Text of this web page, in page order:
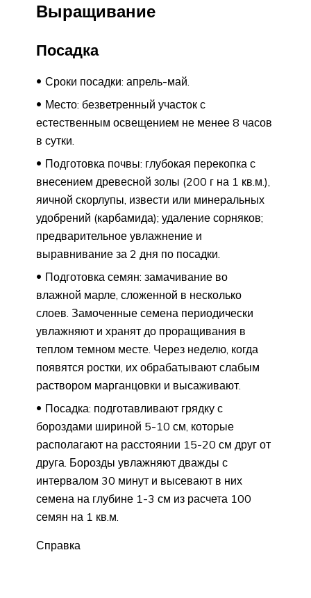
Выращивание
Посадка
Сроки посадки: апрель-май.
Место: безветренный участок с
естественным освещением не менее 8 часов
в сутки.
Подготовка почвы: глубокая перекопка с
внесением древесной золы (200 г на 1 кв.м.),
яичной скорлупы, извести или минеральных
удобрений (карбамида); удаление сорняков;
предварительное увлажнение и
выравнивание за 2 дня по посадки.
Подготовка семян: замачивание во
влажной марле, сложенной в несколько
слоев. Замоченные семена периодически
увлажняют и хранят до проращивания в
теплом темном месте. Через неделю, когда
появятся ростки, их обрабатывают слабым
раствором марганцовки и высаживают.
Посадка: подготавливают грядку с
бороздами шириной 5-10 см, которые
располагают на расстоянии 15-20 см друг от
друга. Борозды увлажняют дважды с
интервалом 30 минут и высевают в них
семена на глубине 1-3 см из расчета 100
семян на 1 кв.м.
Справка